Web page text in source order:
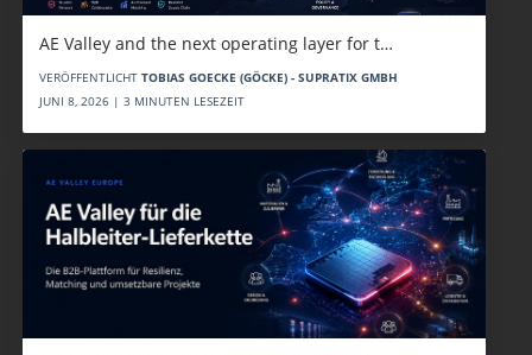
AE Valley and the next operating layer for t…
VERÖFFENTLICHT TOBIAS GOECKE (GÖCKE) - SUPRATIX GMBH
JUNI 8, 2026 | 3 MINUTEN LESEZEIT